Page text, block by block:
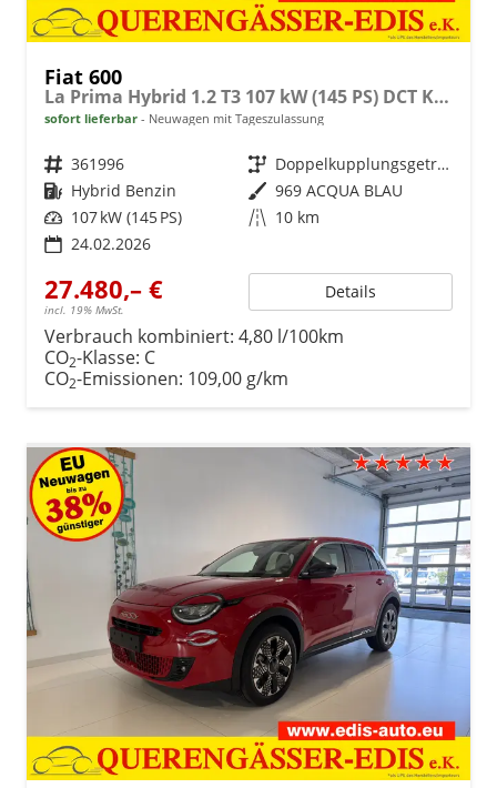
Fiat 600
La Prima Hybrid 1.2 T3 107 kW (145 PS) DCT Klimaautomatik, Massagesitz, Sitzheizung, elektrisch verstellbarer Fahrersitz, Radio, DAB, Apple CarPlay, Android Auto, Navigationssystem, 18 Zoll Leichtmetallfelgen, uvm.
sofort lieferbar Neuwagen mit Tageszulassung
Fahrzeugnr. 361996 Getriebe
Doppelkupplungsgetriebe (DSG)
Kraftstoff Hybrid Benzin Außenfarbe 969 ACQUA BLAU
Leistung 107 kW (145 PS) Kilometerstand 10 km
24.02.2026
27.480,– €
incl. 19% MwSt.
Details
Verbrauch kombiniert: 4,80 l/100km
CO2-Klasse: C
CO2-Emissionen: 109,00 g/km